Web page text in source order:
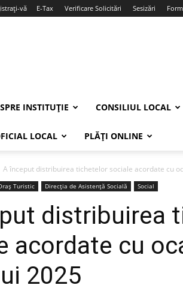
vă E-Tax Verificare Solicitări Sesizări
INSTITUȚIE CONSILIUL LOCAL
LOCAL PLĂȚI ONLINE
A început distribuirea tichetelor sociale acordate cu
Turistic Direcția de Asistență Socială Social
distribuirea
acordate cu
2025